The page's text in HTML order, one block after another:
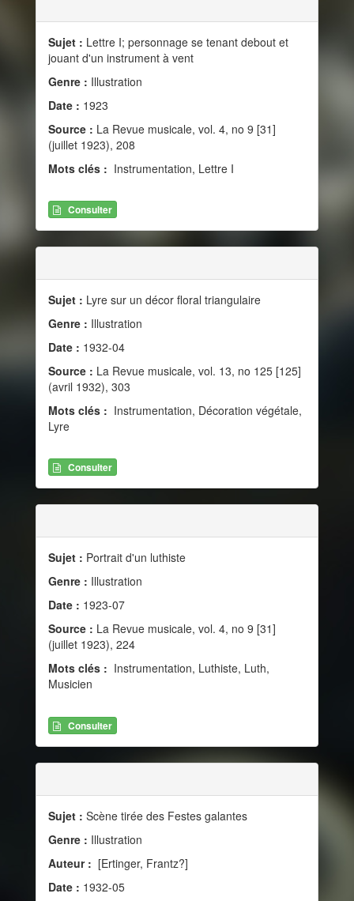
Sujet : Lettre I; personnage se tenant debout et
jouant d'un instrument à vent
Genre : Illustration
Date : 1923
Source : La Revue musicale, vol. 4, no 9 [31]
(juillet 1923), 208
Mots clés : Instrumentation, Lettre I
Consulter
Sujet : Lyre sur un décor floral triangulaire
Genre : Illustration
Date : 1932-04
Source : La Revue musicale, vol. 13, no 125 [125]
(avril 1932), 303
Mots clés : Instrumentation, Décoration végétale,
Lyre
Consulter
Sujet : Portrait d'un luthiste
Genre : Illustration
Date : 1923-07
Source : La Revue musicale, vol. 4, no 9 [31]
(juillet 1923), 224
Mots clés : Instrumentation, Luthiste, Luth,
Musicien
Consulter
Sujet : Scène tirée des Festes galantes
Genre : Illustration
Auteur : [Ertinger, Frantz?]
Date : 1932-05